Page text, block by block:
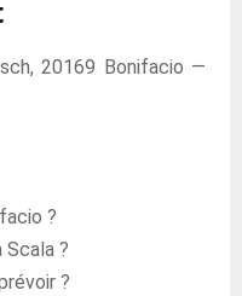
20169 Bonifacio —
?
Scala ?
?